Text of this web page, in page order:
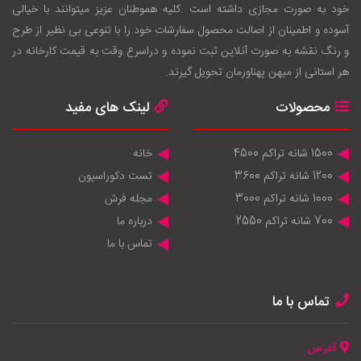
خود به صورت مجازی داشته است .کليه هموطنان عزيز ميتوانند با خيالی
آسوده و اطمينان از اصالت محصول سفارشات خود را با تنوعی بی نظير از طرح
و رنگ نقشه به صورت آنلاين ثبت نموده و دراسرع وقت به قيمت کارخانه در
هر استانی از ميهن پهناورمان تحويل گيرند.
محصولات
1500 شانه تراکم 4500
1200 شانه تراکم 3600
1000 شانه تراکم 3000
700 شانه تراکم 2550
لینک های مفید
خانه
تست دکوراسیون
مجله فرش
درباره ما
تماس با ما
تماس با ما
آدرس